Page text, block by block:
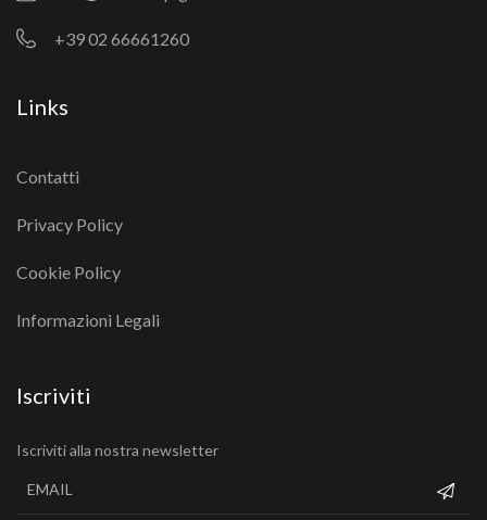
+39 02 66661260
Links
Contatti
Privacy Policy
Cookie Policy
Informazioni Legali
Iscriviti
Iscriviti alla nostra newsletter